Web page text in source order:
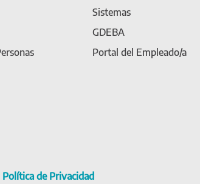
Sistemas
GDEBA
Portal del Empleado/a
Política de Privacidad